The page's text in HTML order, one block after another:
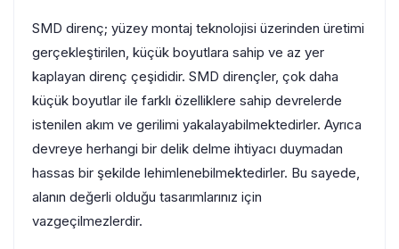
SMD direnç; yüzey montaj teknolojisi üzerinden üretimi
gerçekleştirilen, küçük boyutlara sahip ve az yer
kaplayan direnç çeşididir. SMD dirençler, çok daha
küçük boyutlar ile farklı özelliklere sahip devrelerde
istenilen akım ve gerilimi yakalayabilmektedirler. Ayrıca
devreye herhangi bir delik delme ihtiyacı duymadan
hassas bir şekilde lehimlenebilmektedirler. Bu sayede,
alanın değerli olduğu tasarımlarınız için
vazgeçilmezlerdir.